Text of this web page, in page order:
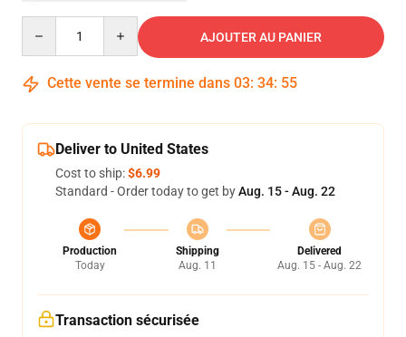
AJOUTER AU PANIER
Cette vente se termine dans 03: 34: 54
Deliver to United States
Cost to ship:$6.99
Standard - Order today to get byAug. 15 - Aug. 22
Production
Today
Shipping
Aug. 11
Delivered
Aug. 15 - Aug. 22
Transaction sécurisée